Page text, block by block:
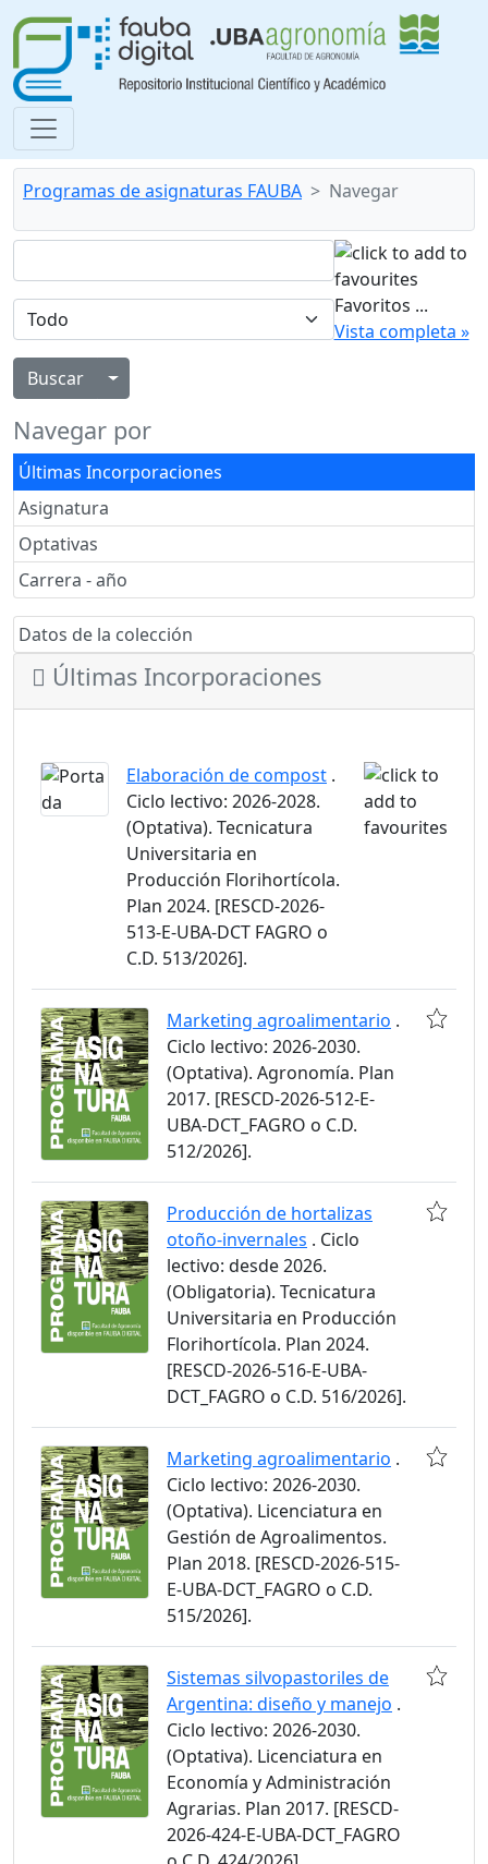
Programas de asignaturas FAUBA Navegar
Alternar menú desplegable
Favoritos ...
Vista completa »
Navegar por
Últimas Incorporaciones
Asignatura
Optativas
Carrera - año
Datos de la colección
Últimas Incorporaciones
Elaboración de compost .
Ciclo lectivo: 2026-2028.
(Optativa). Tecnicatura
Universitaria en
Producción Florihortícola.
Plan 2024. [RESCD-2026-
513-E-UBA-DCT FAGRO o
C.D. 513/2026].
Marketing agroalimentario .
Ciclo lectivo: 2026-2030.
(Optativa). Agronomía. Plan
2017. [RESCD-2026-512-E-
UBA-DCT_FAGRO o C.D.
512/2026].
Producción de hortalizas
otoño-invernales . Ciclo
lectivo: desde 2026.
(Obligatoria). Tecnicatura
Universitaria en Producción
Florihortícola. Plan 2024.
[RESCD-2026-516-E-UBA-
DCT_FAGRO o C.D. 516/2026].
Marketing agroalimentario .
Ciclo lectivo: 2026-2030.
(Optativa). Licenciatura en
Gestión de Agroalimentos.
Plan 2018. [RESCD-2026-515-
E-UBA-DCT_FAGRO o C.D.
515/2026].
Sistemas silvopastoriles de
Argentina: diseño y manejo .
Ciclo lectivo: 2026-2030.
(Optativa). Licenciatura en
Economía y Administración
Agrarias. Plan 2017. [RESCD-
2026-424-E-UBA-DCT_FAGRO